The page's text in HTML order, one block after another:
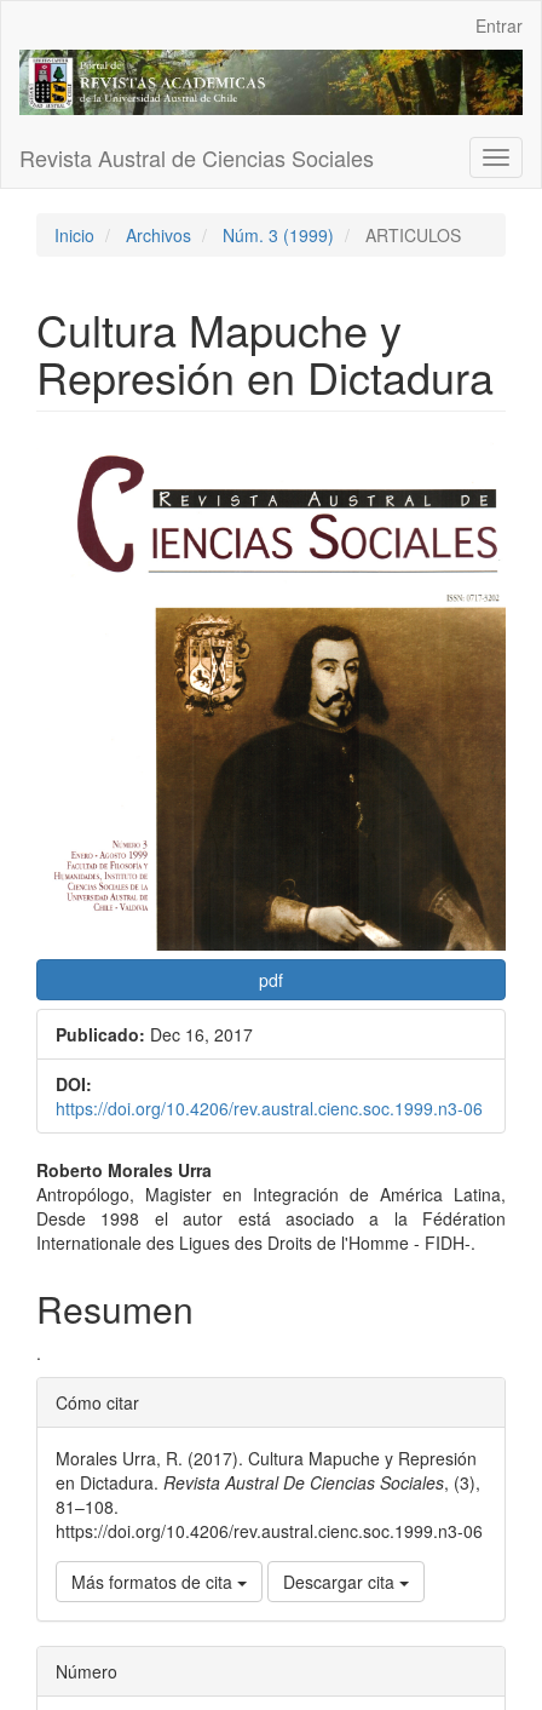
Contenido
principal
Barra
Entrar
Revista Austral de Ciencias Sociales
Inicio Archivos Núm. 3 (1999) ARTICULOS
Cultura Mapuche y
Represión en Dictadura
Barra
lateral
del
artículo
pdf
Publicado: Dec 16, 2017
DOI:
https://doi.org/10.4206/rev.austral.cienc.soc.1999.n3-06
Contenido
principal
del
artículo
Roberto Morales Urra
Antropólogo, Magister en Integración de América Latina,
Desde 1998 el autor está asociado a la Fédération
Internationale des Ligues des Droits de l'Homme - FIDH-.
Resumen
.
Detalles
del
artículo
Cómo citar
Morales Urra, R. (2017). Cultura Mapuche y Represión
en Dictadura. Revista Austral De Ciencias Sociales, (3),
81–108.
https://doi.org/10.4206/rev.austral.cienc.soc.1999.n3-06
Más formatos de cita Descargar cita
Número